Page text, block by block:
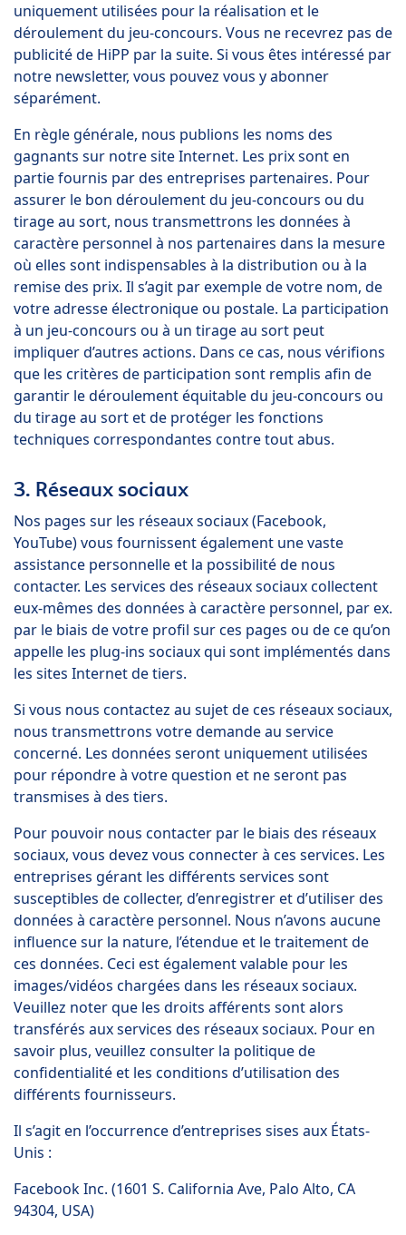
uniquement utilisées pour la réalisation et le
déroulement du jeu-concours. Vous ne recevrez pas de
publicité de HiPP par la suite. Si vous êtes intéressé par
notre newsletter, vous pouvez vous y abonner
séparément.
En règle générale, nous publions les noms des
gagnants sur notre site Internet. Les prix sont en
partie fournis par des entreprises partenaires. Pour
assurer le bon déroulement du jeu-concours ou du
tirage au sort, nous transmettrons les données à
caractère personnel à nos partenaires dans la mesure
où elles sont indispensables à la distribution ou à la
remise des prix. Il s’agit par exemple de votre nom, de
votre adresse électronique ou postale. La participation
à un jeu-concours ou à un tirage au sort peut
impliquer d’autres actions. Dans ce cas, nous vérifions
que les critères de participation sont remplis afin de
garantir le déroulement équitable du jeu-concours ou
du tirage au sort et de protéger les fonctions
techniques correspondantes contre tout abus.
3. Réseaux sociaux
Nos pages sur les réseaux sociaux (Facebook,
YouTube) vous fournissent également une vaste
assistance personnelle et la possibilité de nous
contacter. Les services des réseaux sociaux collectent
eux-mêmes des données à caractère personnel, par ex.
par le biais de votre profil sur ces pages ou de ce qu’on
appelle les plug-ins sociaux qui sont implémentés dans
les sites Internet de tiers.
Si vous nous contactez au sujet de ces réseaux sociaux,
nous transmettrons votre demande au service
concerné. Les données seront uniquement utilisées
pour répondre à votre question et ne seront pas
transmises à des tiers.
Pour pouvoir nous contacter par le biais des réseaux
sociaux, vous devez vous connecter à ces services. Les
entreprises gérant les différents services sont
susceptibles de collecter, d’enregistrer et d’utiliser des
données à caractère personnel. Nous n’avons aucune
influence sur la nature, l’étendue et le traitement de
ces données. Ceci est également valable pour les
images/vidéos chargées dans les réseaux sociaux.
Veuillez noter que les droits afférents sont alors
transférés aux services des réseaux sociaux. Pour en
savoir plus, veuillez consulter la politique de
confidentialité et les conditions d’utilisation des
différents fournisseurs.
Il s’agit en l’occurrence d’entreprises sises aux États-
Unis :
Facebook Inc. (1601 S. California Ave, Palo Alto, CA
94304, USA)